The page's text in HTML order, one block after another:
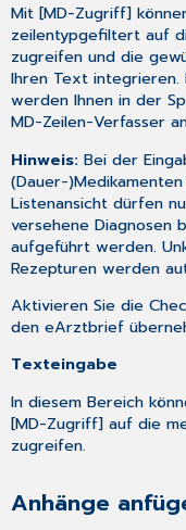
Mit [MD-Zugriff]
zeilentypgefiltert auf
zugreifen und die
Ihren Text integrieren.
werden Ihnen in der
MD-Zeilen-Verfasser
Hinweis:Bei der
(Dauer-
Listenansicht dürfen
versehene Diagnosen
aufgeführt werden.
Rezepturen werden
Aktivieren Sie die
den eArztbrief
Texteingabe
In diesem Bereich
[MD-Zugriff] auf die
zugreifen.
Anhänge